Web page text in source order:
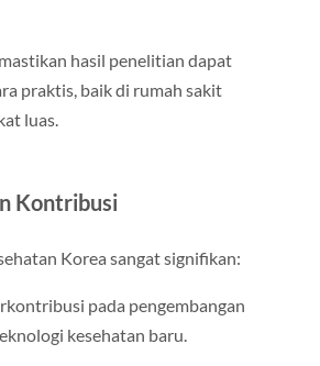
hasil penelitian dapat
praktis, baik di rumah sakit
luas.
Kontribusi
Korea sangat signifikan:
pada pengembangan
kesehatan baru.